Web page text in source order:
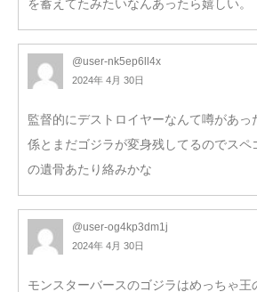
を蓄えてたみたいなんあったら嬉しい。
@user-nk5ep6ll4x
2024年 4月 30日
監督的にデストロイヤーなんて噂があっ
係とまだゴジラが変身残してるのでスペ
の遺骨あたり絡みかな
@user-og4kp3dm1j
2024年 4月 30日
モンスターバースのゴジラはめっちゃ王